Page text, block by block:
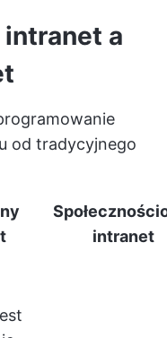
intranet a
od tradycyjnego
intranet